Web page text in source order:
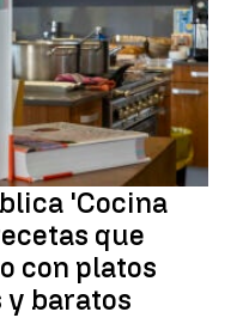
'Cocina
que
con platos
y baratos